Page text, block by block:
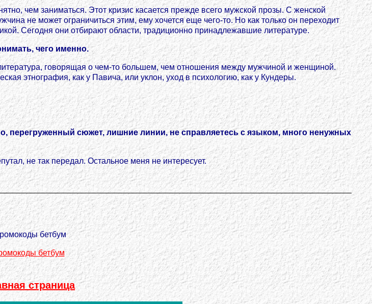
чем заниматься. Этот кризис касается прежде всего мужской прозы. С женской
не может ограничиться этим, ему хочется еще чего-то. Но как только он переходит
Сегодня они отбирают области, традиционно принадлежавшие литературе.
чего именно.
говорящая о чем-то большем, чем отношения между мужчиной и женщиной.
этнография, как у Павича, или уклон, уход в психологию, как у Кундеры.
перегруженный сюжет, лишние линии, не справляетесь с языком, много ненужных
не так передал. Остальное меня не интересует.
бетбум
бетбум
страница